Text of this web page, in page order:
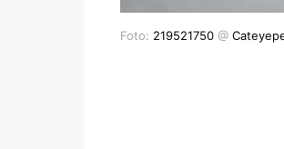
Foto: 219521750 @